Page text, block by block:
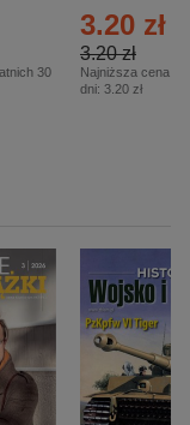
30
3.20 zł
3.20 zł
Najniższa cena z
dni: 3.20 zł